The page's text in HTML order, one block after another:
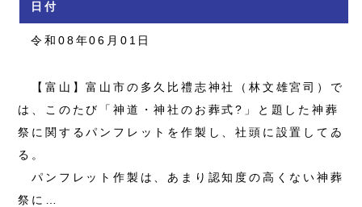
日付
令和08年06月01日
【富山】富山市の多久比禮志神社（林文雄宮司）で
は、このたび「神道・神社のお葬式?」と題した神葬
祭に関するパンフレットを作製し、社頭に設置してゐ
る。
パンフレット作製は、あまり認知度の高くない神葬
祭に…